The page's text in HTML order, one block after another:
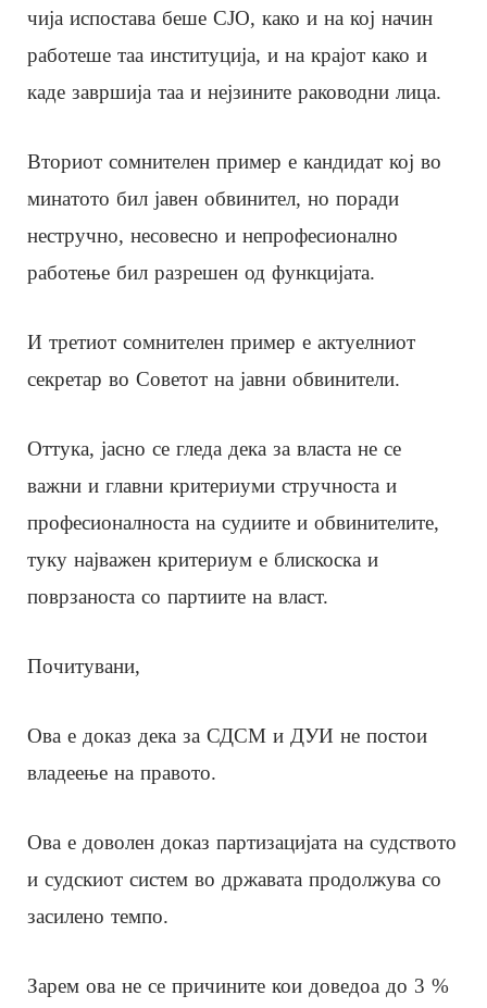
чија испостава беше СЈО, како и на кој начин
работеше таа институција, и на крајот како и
каде завршија таа и нејзините раководни лица.
Вториот сомнителен пример е кандидат кој во
минатото бил јавен обвинител, но поради
нестручно, несовесно и непрофесионално
работење бил разрешен од функцијата.
И третиот сомнителен пример е актуелниот
секретар во Советот на јавни обвинители.
Оттука, јасно се гледа дека за власта не се
важни и главни критериуми стручноста и
професионалноста на судиите и обвинителите,
туку најважен критериум е блискоска и
поврзаноста со партиите на власт.
Почитувани,
Ова е доказ дека за СДСМ и ДУИ не постои
владеење на правото.
Ова е доволен доказ партизацијата на судството
и судскиот систем во државата продолжува со
засилено темпо.
Зарем ова не се причините кои доведоа до 3 %